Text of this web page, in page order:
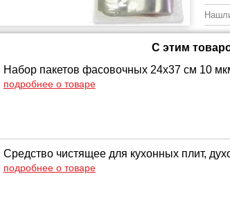
С этим
Набор пакетов фасовочных 24х37 см 10
подробнее о товаре
Средство чистящее для кухонных плит,
подробнее о товаре